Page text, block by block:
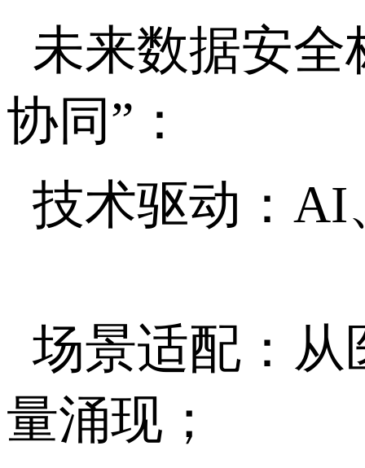
未来数据安全
协同”：
技术驱动：AI
场景适配：从
量涌现；